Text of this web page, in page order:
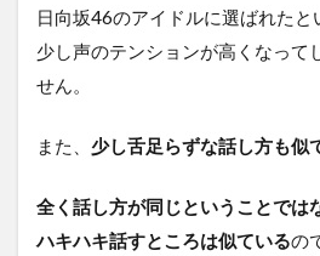
日向坂46のアイドルに選ばれたと
少し声のテンションが高くなって
せん。
また、 少し舌足らずな話し方も似
全く話し方が同じということでは
ハキハキ話すところは似ているの